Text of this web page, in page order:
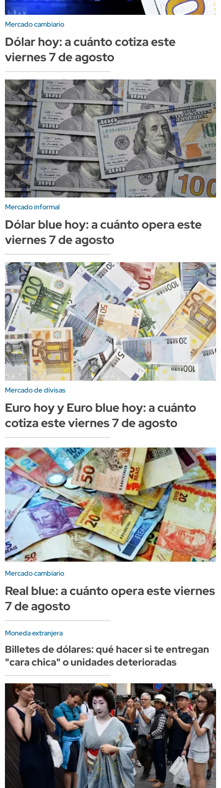
Mercado cambiario
Dólar hoy: a cuánto cotiza este
viernes 7 de agosto
Mercado informal
Dólar blue hoy: a cuánto opera este
viernes 7 de agosto
Mercado de divisas
Euro hoy y Euro blue hoy: a cuánto
cotiza este viernes 7 de agosto
Mercado cambiario
Real blue: a cuánto opera este viernes
7 de agosto
Moneda extranjera
Billetes de dólares: qué hacer si te entregan
"cara chica" o unidades deterioradas